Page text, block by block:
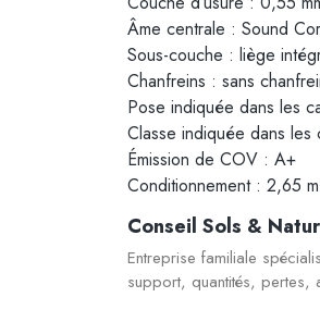
Âme centrale : Sound
Sous-couche : liège
Chanfreins : sans
Pose indiquée dans les
Classe indiquée dans
Émission de COV : A+
Conditionnement : 2,65
Conseil Sols &
Entreprise familiale
support, quantités, pertes,